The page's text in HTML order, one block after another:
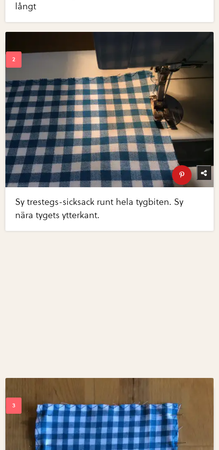
långt
Sy trestegs-sicksack runt hela tygbiten. Sy
nära tygets ytterkant.